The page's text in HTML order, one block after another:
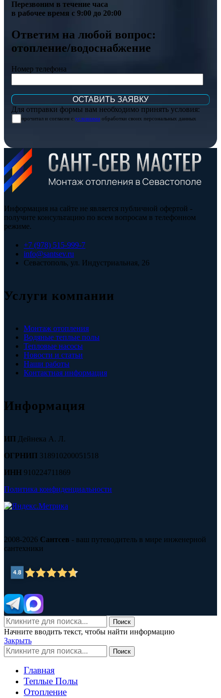
Перезвоним в течение часа
в рабочее время с 9:00 до 20:00
Ответим на любой вопрос:
отопление/водоснабжение
Номер телефона
Для отправки формы вам необходимо принять условия:
прочитал и согласен с условиями обработки своих персональных данных
Информация на сайте не является публичной офертой -
получите консультацию по всем вопросам в телефонном
режиме.
+7 (978) 515-999-7
info@santsev.ru
Севастополь, ул. Индустриальная, 26
Услуги компании
Монтаж отопления
Водяные теплые полы
Тепловые насосы
Новости и статьи
Наши работы
Контактная информация
Информация
ИП Дейнека А. Л.
ОГРНИП 318910200051518
ИНН 910224711869
Политика конфиденциальности
2008-2026 Сантсев - ваш путеводитель в мире инженерной
сантехники
Поиск
Начните вводить текст, чтобы найти информацию
Закрыть
Поиск
Главная
Теплые Полы
Отопление